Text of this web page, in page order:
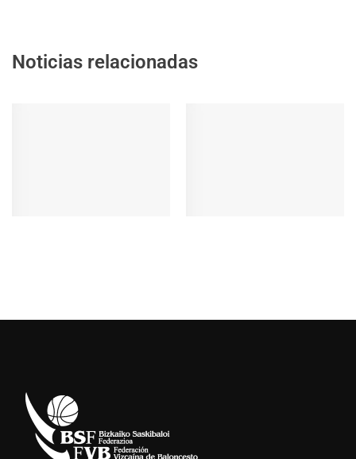
Noticias relacionadas